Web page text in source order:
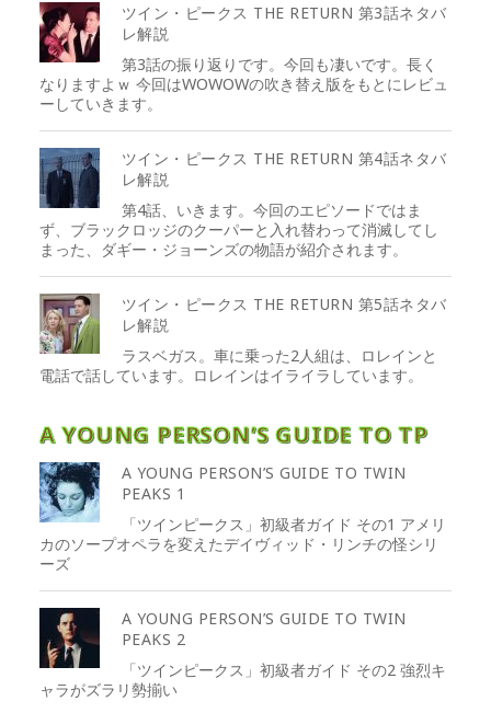
ツイン・ピークス THE RETURN 第3話ネタバ
レ解説
第3話の振り返りです。今回も凄いです。長く
なりますよｗ 今回はWOWOWの吹き替え版をもとにレビュ
ーしていきます。
ツイン・ピークス THE RETURN 第4話ネタバ
レ解説
第4話、いきます。今回のエピソードではま
ず、ブラックロッジのクーパーと入れ替わって消滅してし
まった、ダギー・ジョーンズの物語が紹介されます。
ツイン・ピークス THE RETURN 第5話ネタバ
レ解説
ラスベガス。車に乗った2人組は、ロレインと
電話で話しています。ロレインはイライラしています。
A YOUNG PERSON’S GUIDE TO TP
A YOUNG PERSON’S GUIDE TO TWIN
PEAKS 1
「ツインピークス」初級者ガイド その1 アメリ
カのソープオペラを変えたデイヴィッド・リンチの怪シリ
ーズ
A YOUNG PERSON’S GUIDE TO TWIN
PEAKS 2
「ツインピークス」初級者ガイド その2 強烈キ
ャラがズラリ勢揃い